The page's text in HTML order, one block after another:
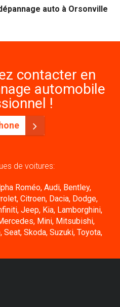
auto à Orsonville
contacter en
automobile
!
de voitures:
Roméo, Audi, Bentley,
Citroen, Dacia, Dodge,
Jeep, Kia, Lamborghini,
Mini, Mitsubishi,
Skoda, Suzuki, Toyota,